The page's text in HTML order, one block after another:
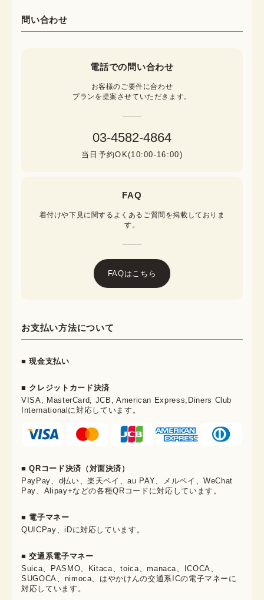
問い合わせ
電話での問い合わせ
お客様のご要件に合わせ
プランを提案させていただきます。
03-4582-4864
当日予約OK(10:00-16:00)
FAQ
着付けや下見に関するよくあるご質問を掲載しておりま
す。
FAQはこちら
お支払い方法について
■ 現金支払い
■ クレジットカード決済
VISA, MasterCard, JCB, American Express,Diners Club
Internationalに対応しています。
■ QRコード決済（対面決済）
PayPay、d払い、楽天ペイ、au PAY、メルペイ、WeChat
Pay、Alipay+などの各種QRコードに対応しています。
■ 電子マネー
QUICPay、iDに対応しています。
■ 交通系電子マネー
Suica、PASMO、Kitaca、toica、manaca、ICOCA、
SUGOCA、nimoca、はやかけんの交通系ICの電子マネーに
対応しています。